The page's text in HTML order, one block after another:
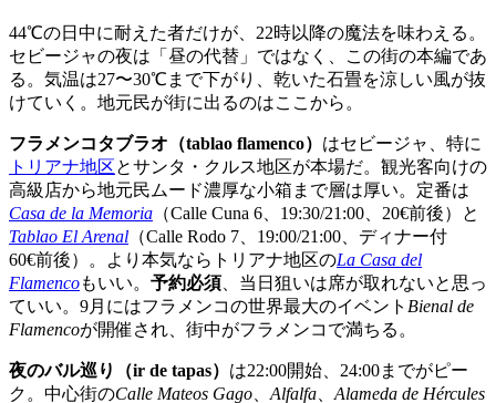
44℃の日中に耐えた者だけが、22時以降の魔法を味わえる。
セビージャの夜は「昼の代替」ではなく、この街の本編であ
る。気温は27〜30℃まで下がり、乾いた石畳を涼しい風が抜
けていく。地元民が街に出るのはここから。
フラメンコタブラオ（tablao flamenco） はセビージャ、特に
トリアナ地区とサンタ・クルス地区が本場だ。観光客向けの
高級店から地元民ムード濃厚な小箱まで層は厚い。定番は
Casa de la Memoria （Calle Cuna 6、19:30/21:00、20€前後）と
Tablao El Arenal （Calle Rodo 7、19:00/21:00、ディナー付
60€前後）。より本気ならトリアナ地区のLa Casa del
Flamencoもいい。 予約必須 、当日狙いは席が取れないと思っ
ていい。9月にはフラメンコの世界最大のイベント Bienal de
Flamencoが開催され、街中がフラメンコで満ちる。
夜のバル巡り（ir de tapas） は22:00開始、24:00までがピー
ク。中心街のCalle Mateos Gago Alfalfa Alameda de Hércules